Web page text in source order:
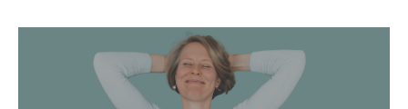
August 2024
Juli 2024
Juni 2024
Mai 2024